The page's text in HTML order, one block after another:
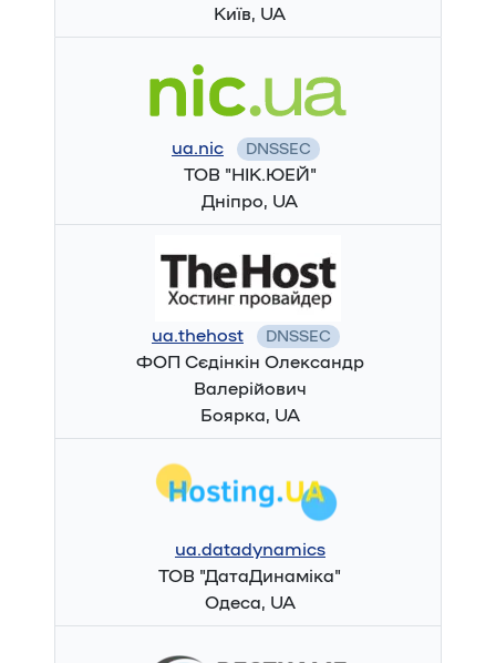
Київ, UA
ua.nic DNSSEC
ТОВ "НІК.ЮЕЙ"
Дніпро, UA
ua.thehost DNSSEC
ФОП Сєдінкін Олександр
Валерійович
Боярка, UA
ua.datadynamics
ТОВ "ДатаДинаміка"
Одеса, UA